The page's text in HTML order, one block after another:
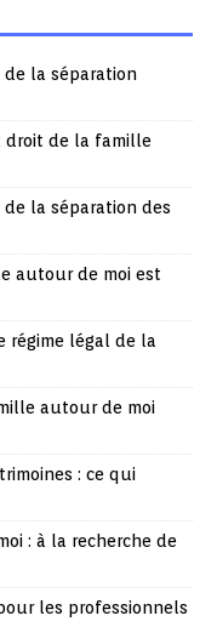
de la séparation
droit de la famille
de la séparation des
autour de moi est
régime légal de la
autour de moi
: ce qui
: à la recherche de
les professionnels